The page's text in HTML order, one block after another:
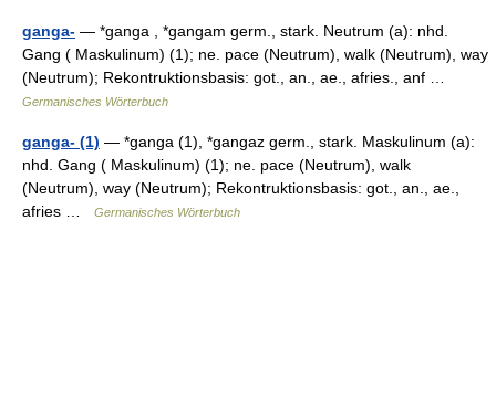
ganga- — *ganga , *gangam germ., stark. Neutrum (a): nhd.
Gang ( Maskulinum) (1); ne. pace (Neutrum), walk (Neutrum), way
(Neutrum); Rekontruktionsbasis: got., an., ae., afries., anf …
Germanisches Wörterbuch
ganga- (1) — *ganga (1), *gangaz germ., stark. Maskulinum (a):
nhd. Gang ( Maskulinum) (1); ne. pace (Neutrum), walk
(Neutrum), way (Neutrum); Rekontruktionsbasis: got., an., ae.,
afries …
Germanisches Wörterbuch